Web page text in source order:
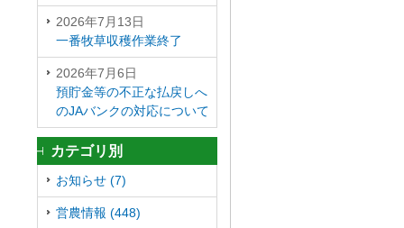
2026年7月13日
一番牧草収穫作業終了
2026年7月6日
預貯金等の不正な払戻しへ
のJAバンクの対応について
カテゴリ別
お知らせ (7)
営農情報 (448)